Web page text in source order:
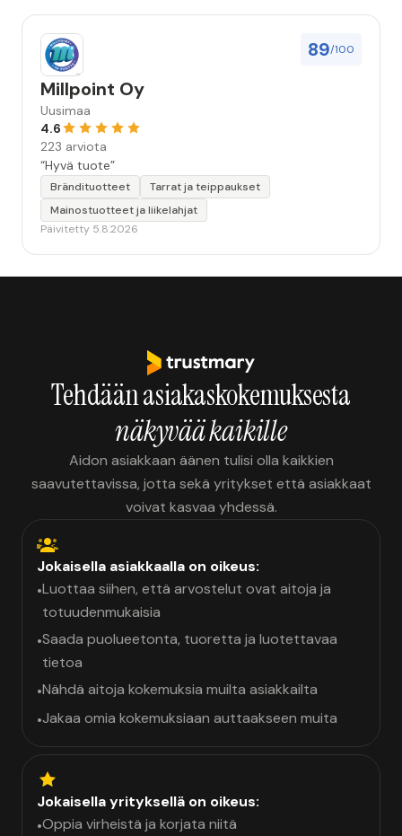
89/100
Millpoint Oy
Uusimaa
4.6
223 arviota
“Hyvä tuote”
Brändituotteet
Tarrat ja teippaukset
Mainostuotteet ja liikelahjat
Päivitetty 5.8.2026
Tehdään asiakaskokemuksesta
näkyvää kaikille
Aidon asiakkaan äänen tulisi olla kaikkien
saavutettavissa, jotta sekä yritykset että asiakkaat
voivat kasvaa yhdessä.
Jokaisella asiakkaalla on oikeus:
•Luottaa siihen, että arvostelut ovat aitoja ja
totuudenmukaisia
•Saada puolueetonta, tuoretta ja luotettavaa
tietoa
•Nähdä aitoja kokemuksia muilta asiakkailta
•Jakaa omia kokemuksiaan auttaakseen muita
Jokaisella yrityksellä on oikeus:
•Oppia virheistä ja korjata niitä